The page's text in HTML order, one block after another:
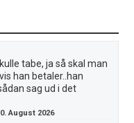
tabe, ja så skal man
han betaler..han
sag ud i det
August 2026